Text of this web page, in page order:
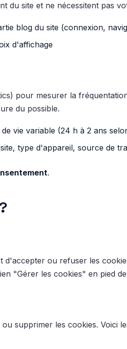
du site et ne nécessitent pas
blog du site (connexion,
d'affichage
pour mesurer la
du possible.
vie variable (24 h à 2 ans
type d'appareil, source de
.
ou refuser les
"Gérer les cookies" en pied
supprimer les cookies. Voici